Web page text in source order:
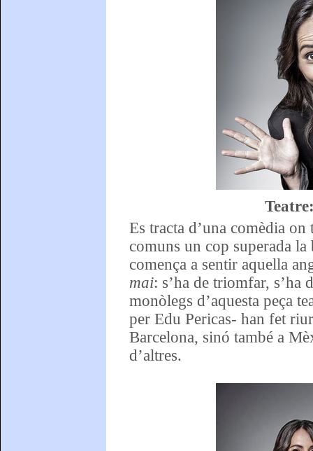
Es tracta d’una comèdia
comuns un cop superada
comença a sentir aquella
mai: s’ha de triomfar, s’ha
monòlegs d’aquesta peça
per Edu Pericas- han fet
Barcelona, sinó també a
d’altres.